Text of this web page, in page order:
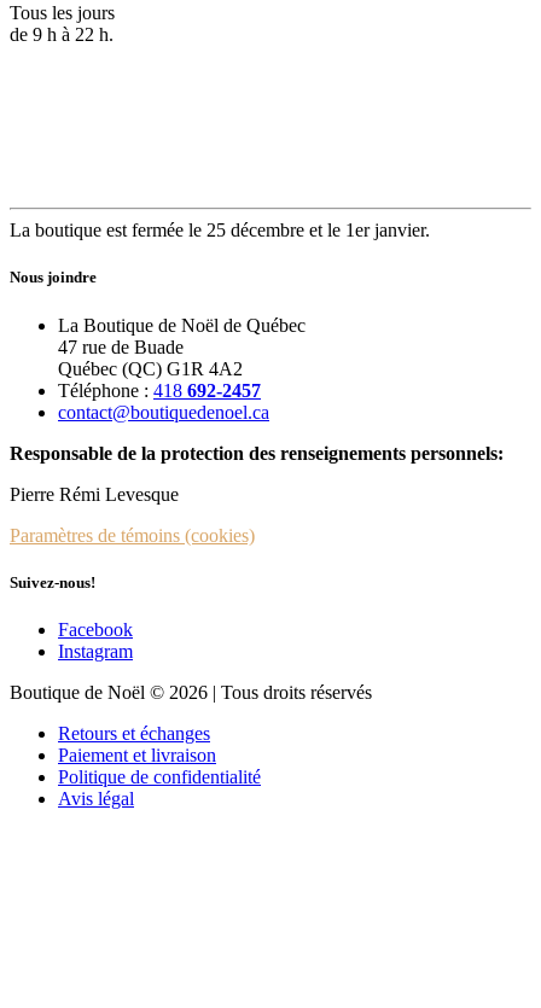
Tous les jours
de 9 h à 22 h.
La boutique est fermée le 25 décembre et le 1er janvier.
Nous joindre
La Boutique de Noël de Québec
47 rue de Buade
Québec (QC) G1R 4A2
Téléphone : 418 692-2457
contact@boutiquedenoel.ca
Responsable de la protection des renseignements personnels:
Pierre Rémi Levesque
Paramètres de témoins (cookies)
Suivez-nous!
Facebook
Instagram
Boutique de Noël © 2026 | Tous droits réservés
Retours et échanges
Paiement et livraison
Politique de confidentialité
Avis légal